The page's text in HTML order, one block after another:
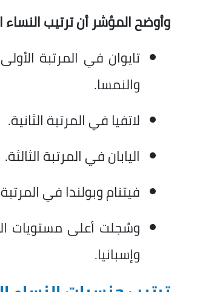
وأوضح المؤشر أن ترتيب النساء
تايوان في المرتبة
والنمسا.
لاتفيا في المرتبة الثانية.
اليابان في المرتبة الثالثة.
فيتنام وبولندا في
وسُجلت أعلى مستويات
وإسبانيا.